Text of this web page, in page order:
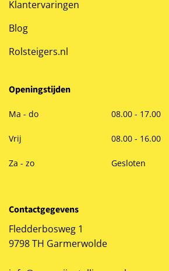
Klantervaringen
Blog
Rolsteigers.nl
Openingstijden
Ma - do 08.00 - 17.00
Vrij 08.00 - 16.00
Za - zo Gesloten
Contactgegevens
Fledderbosweg 1
9798 TH Garmerwolde